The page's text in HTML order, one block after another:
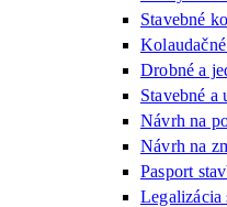
Stavebné
Drobné a
Stavebné a
Návrh na
Návrh na
Pasport
Legalizácia